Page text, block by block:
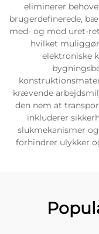
eliminerer
brugerdefinerede,
med- og mod uret-
hvilket
elektroniske
krævende
den nem at
inkluderer
slukmekanismer
forhindrer ulykker